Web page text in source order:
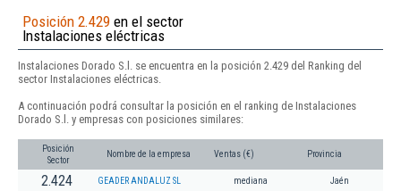
Posición 2.429 en el sector
Instalaciones eléctricas
Instalaciones Dorado S.l. se encuentra en la posición 2.429 del Ranking del
sector Instalaciones eléctricas.
A continuación podrá consultar la posición en el ranking de Instalaciones
Dorado S.l. y empresas con posiciones similares:
Posición
Sector
Nombre de la empresa Ventas (€) Provincia
2.424 GEADER ANDALUZ SL mediana Jaén